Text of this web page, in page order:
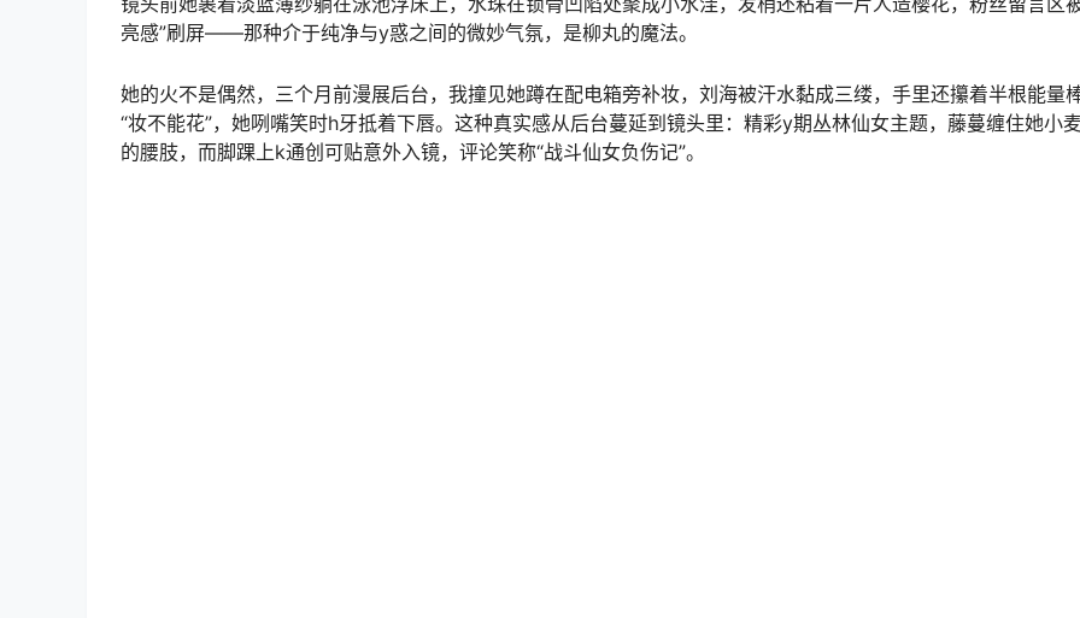
亮感”刷屏——那种介于纯净与y惑之间的微妙气氛，是柳丸的魔法。
她的火不是偶然，三个月前漫展后台，我撞见她蹲在配电箱旁补妆，刘海被汗水黏成三缕，手里还攥着半根能量棒
“妆不能花”，她咧嘴笑时h牙抵着下唇。这种真实感从后台蔓延到镜头里：精彩y期丛林仙女主题，藤蔓缠住她小
的腰肢，而脚踝上k通创可贴意外入镜，评论笑称“战斗仙女负伤记”。